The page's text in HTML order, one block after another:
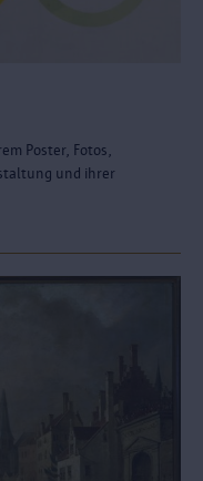
Poster, Fotos,
und ihrer